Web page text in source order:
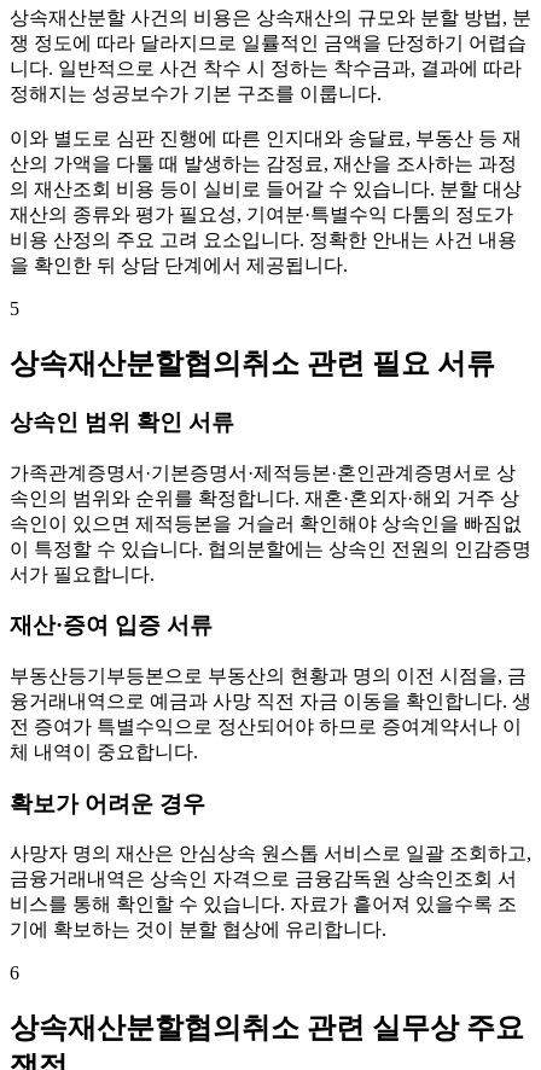
상속재산분할 사건의 비용은 상속재산의 규모와 분할 방법, 분
쟁 정도에 따라 달라지므로 일률적인 금액을 단정하기 어렵습
니다. 일반적으로 사건 착수 시 정하는 착수금과, 결과에 따라
정해지는 성공보수가 기본 구조를 이룹니다.
이와 별도로 심판 진행에 따른 인지대와 송달료, 부동산 등 재
산의 가액을 다툴 때 발생하는 감정료, 재산을 조사하는 과정
의 재산조회 비용 등이 실비로 들어갈 수 있습니다. 분할 대상
재산의 종류와 평가 필요성, 기여분·특별수익 다툼의 정도가
비용 산정의 주요 고려 요소입니다. 정확한 안내는 사건 내용
을 확인한 뒤 상담 단계에서 제공됩니다.
5
상속재산분할협의취소 관련 필요 서류
상속인 범위 확인 서류
가족관계증명서·기본증명서·제적등본·혼인관계증명서로 상
속인의 범위와 순위를 확정합니다. 재혼·혼외자·해외 거주 상
속인이 있으면 제적등본을 거슬러 확인해야 상속인을 빠짐없
이 특정할 수 있습니다. 협의분할에는 상속인 전원의 인감증명
서가 필요합니다.
재산·증여 입증 서류
부동산등기부등본으로 부동산의 현황과 명의 이전 시점을, 금
융거래내역으로 예금과 사망 직전 자금 이동을 확인합니다. 생
전 증여가 특별수익으로 정산되어야 하므로 증여계약서나 이
체 내역이 중요합니다.
확보가 어려운 경우
사망자 명의 재산은 안심상속 원스톱 서비스로 일괄 조회하고,
금융거래내역은 상속인 자격으로 금융감독원 상속인조회 서
비스를 통해 확인할 수 있습니다. 자료가 흩어져 있을수록 조
기에 확보하는 것이 분할 협상에 유리합니다.
6
상속재산분할협의취소 관련 실무상 주요